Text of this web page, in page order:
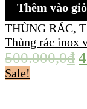
Thêm vào
THÙNG RÁC,
Thùng rác inox
500.000,0₫
Sale!